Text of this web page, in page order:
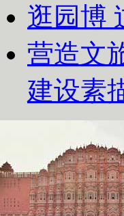
逛园博
营造文
建设素